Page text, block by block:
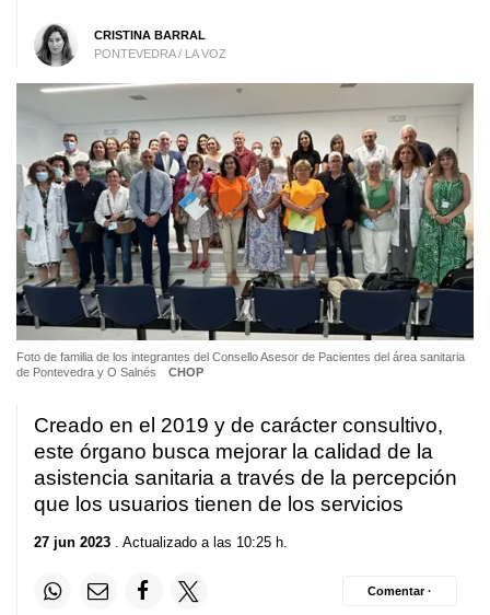
CRISTINA BARRAL
PONTEVEDRA / LA VOZ
Foto de familia de los integrantes del Consello Asesor de Pacientes del área sanitaria
de Pontevedra y O Salnés
CHOP
Creado en el 2019 y de carácter consultivo,
este órgano busca mejorar la calidad de la
asistencia sanitaria a través de la percepción
que los usuarios tienen de los servicios
27 jun 2023 . Actualizado a las 10:25 h.
Comentar ·